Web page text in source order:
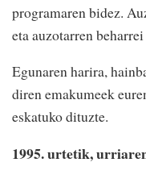
programaren bidez.
eta auzotarren
Egunaren harira,
diren emakumeek
eskatuko dituzte.
1995. urtetik,